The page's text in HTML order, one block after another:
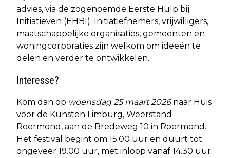
advies, via de zogenoemde Eerste Hulp bij
Initiatieven (EHBI). Initiatiefnemers, vrijwilligers,
maatschappelijke organisaties, gemeenten en
woningcorporaties zijn welkom om ideeën te
delen en verder te ontwikkelen.
Interesse?
Kom dan op woensdag 25 maart 2026naar Huis
voor de Kunsten Limburg, Weerstand
Roermond, aan de Bredeweg 10 in Roermond.
Het festival begint om 15.00 uur en duurt tot
ongeveer 19.00 uur, met inloop vanaf 14.30 uur.